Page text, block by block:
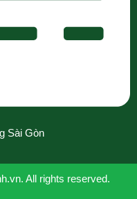
Sài Gòn
All rights reserved.